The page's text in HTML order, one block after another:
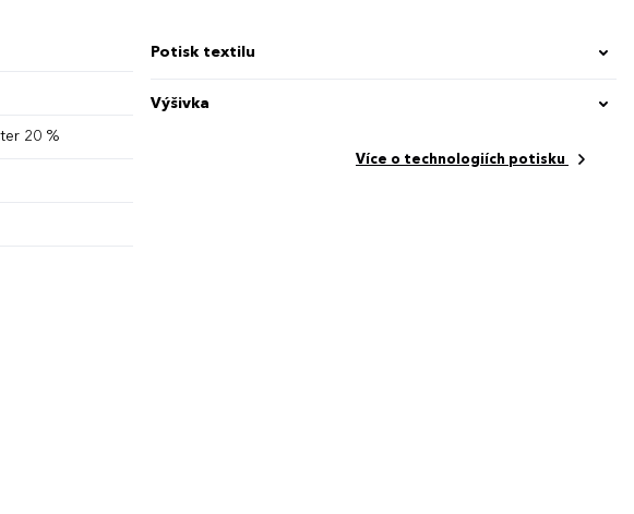
20 %
Potisk textilu
Výšivka
Více o technologiích potisku